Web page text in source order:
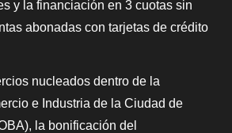
y la financiación en 3 cuotas sin
abonadas con tarjetas de crédito
nucleados dentro de la
e Industria de la Ciudad de
la bonificación del